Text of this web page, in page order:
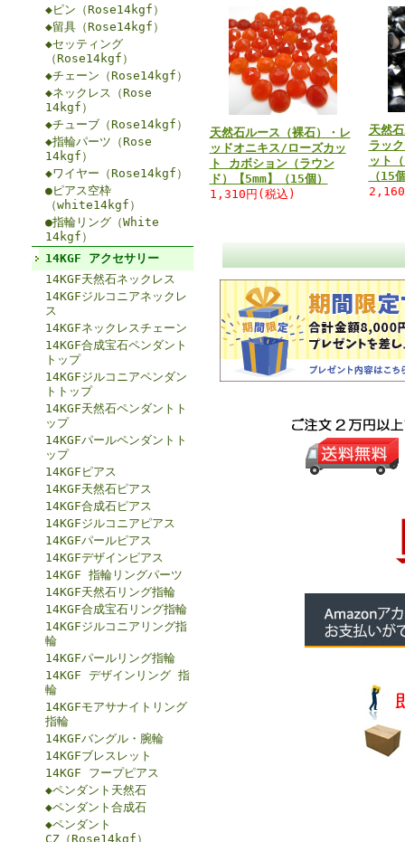
◆ピン（Rose14kgf）
◆留具（Rose14kgf）
◆セッティング
（Rose14kgf）
◆チェーン（Rose14kgf）
◆ネックレス（Rose
14kgf）
◆チューブ（Rose14kgf）
◆指輪パーツ（Rose
14kgf）
◆ワイヤー（Rose14kgf）
●ピアス空枠
（white14kgf）
●指輪リング（White
14kgf）
14KGF アクセサリー
14KGF天然石ネックレス
14KGFジルコニアネックレ
ス
14KGFネックレスチェーン
14KGF合成宝石ペンダント
トップ
14KGFジルコニアペンダン
トトップ
14KGF天然石ペンダントト
ップ
14KGFパールペンダントト
ップ
14KGFピアス
14KGF天然石ピアス
14KGF合成石ピアス
14KGFジルコニアピアス
14KGFパールピアス
14KGFデザインピアス
14KGF 指輪リングパーツ
14KGF天然石リング指輪
14KGF合成宝石リング指輪
14KGFジルコニアリング指
輪
14KGFパールリング指輪
14KGF デザインリング 指
輪
14KGFモアサナイトリング
指輪
14KGFバングル・腕輪
14KGFブレスレット
14KGF フープピアス
◆ペンダント天然石
◆ペンダント合成石
◆ペンダント
CZ（Rose14kgf）
天然石ルース（裸石）・レ
ッドオニキス/ローズカッ
ト カボション（ラウン
ド）【5mm】（15個）
1,310円(税込)
天然
ラッ
ット
（15